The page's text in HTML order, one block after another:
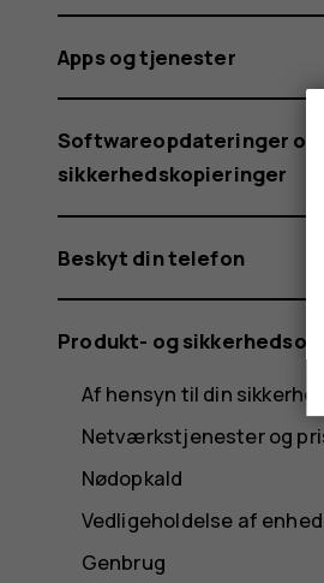
Apps og tjenester
Softwareopdateringer og
sikkerhedskopieringer
Beskyt din telefon
Produkt- og
Af hensyn til din sikkerhed
Netværkstjenester og
Nødopkald
Vedligeholdelse af
Genbrug